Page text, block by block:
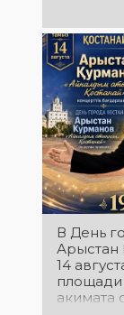
В День
Арыстан
14
площади
акимата